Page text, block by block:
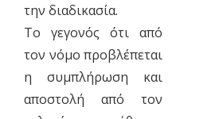
την διαδικασία.
To γεγονός ότι από
τον νόμο προβλέπεται
η συμπλήρωση και
αποστολή από τον